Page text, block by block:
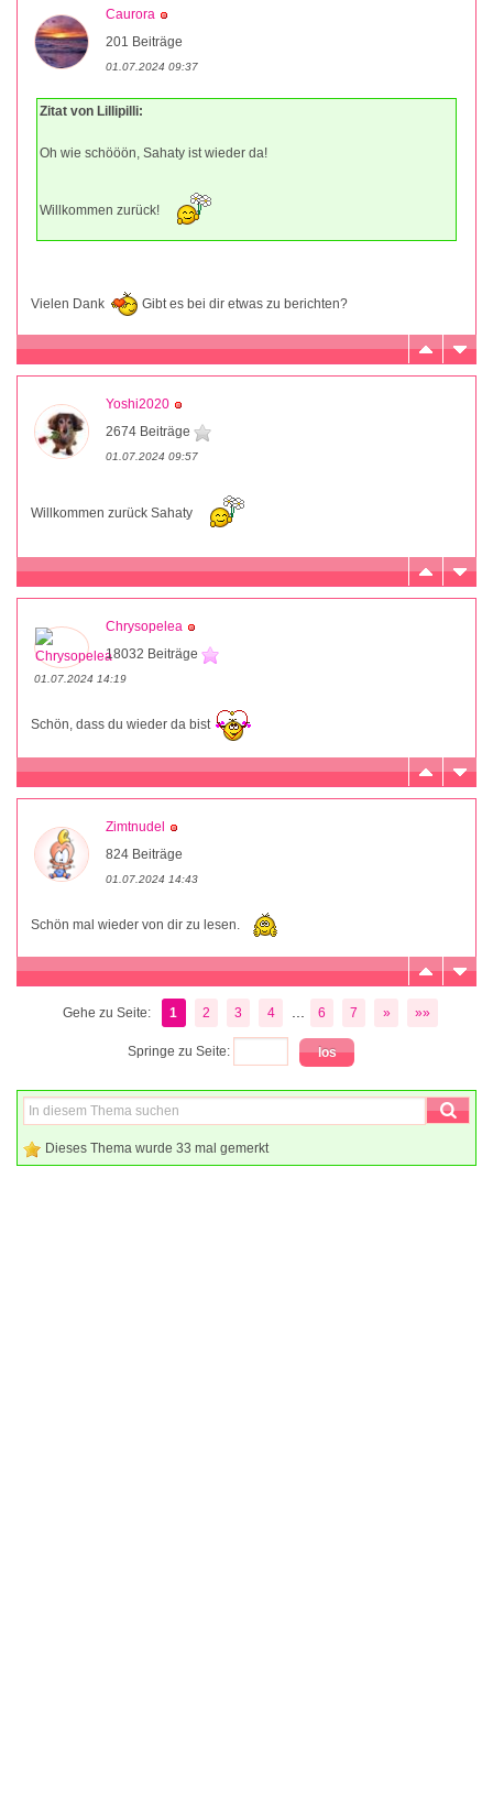
Caurora
201 Beiträge
01.07.2024 09:37
Zitat von Lillipilli:
Oh wie schööön, Sahaty ist wieder da!
Willkommen zurück!
Vielen Dank Gibt es bei dir etwas zu berichten?
Yoshi2020
2674 Beiträge
01.07.2024 09:57
Willkommen zurück Sahaty
Chrysopelea
18032 Beiträge
01.07.2024 14:19
Schön, dass du wieder da bist
Zimtnudel
824 Beiträge
01.07.2024 14:43
Schön mal wieder von dir zu lesen.
Gehe zu Seite: 1 2 3 4 6 7 » »»
Springe zu Seite:
Dieses Thema wurde 33 mal gemerkt